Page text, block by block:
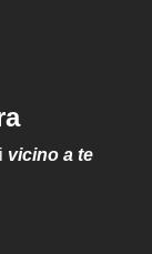
vicino a te